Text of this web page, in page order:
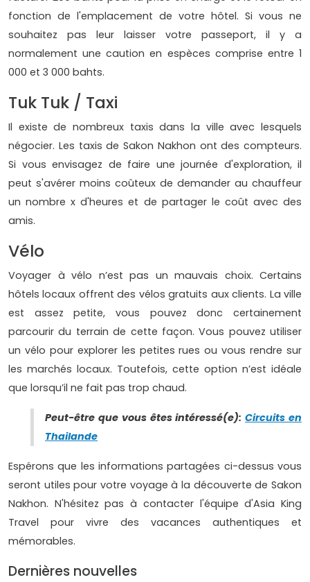
fonction de l'emplacement de votre hôtel. Si vous ne
souhaitez pas leur laisser votre passeport, il y a
normalement une caution en espèces comprise entre 1
000 et 3 000 bahts.
Tuk Tuk / Taxi
Il existe de nombreux taxis dans la ville avec lesquels
négocier. Les taxis de Sakon Nakhon ont des compteurs.
Si vous envisagez de faire une journée d'exploration, il
peut s'avérer moins coûteux de demander au chauffeur
un nombre x d'heures et de partager le coût avec des
amis.
Vélo
Voyager à vélo n’est pas un mauvais choix. Certains
hôtels locaux offrent des vélos gratuits aux clients. La ville
est assez petite, vous pouvez donc certainement
parcourir du terrain de cette façon. Vous pouvez utiliser
un vélo pour explorer les petites rues ou vous rendre sur
les marchés locaux. Toutefois, cette option n’est idéale
que lorsqu’il ne fait pas trop chaud.
Peut-être que vous êtes intéressé(e):Circuits en
Thailande
Espérons que les informations partagées ci-dessus vous
seront utiles pour votre voyage à la découverte de Sakon
Nakhon. N'hésitez pas à contacter l'équipe d'Asia King
Travel pour vivre des vacances authentiques et
mémorables.
Dernières nouvelles